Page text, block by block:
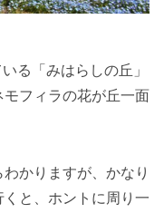
る「みはらしの丘」
フィラの花が丘一面
かりますが、かなり
と、ホントに周り一